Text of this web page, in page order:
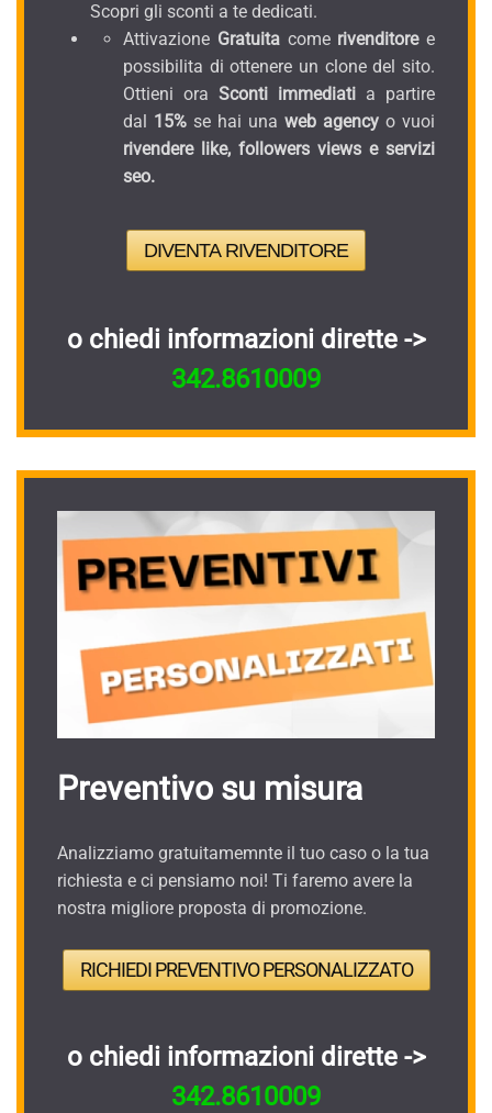
Scopri gli sconti a te dedicati.
Attivazione Gratuitacomerivenditoree
possibilita di ottenere un clone del sito.
Ottieni ora Sconti immediati a partire
dal 15% se hai una web agency o vuoi
rivendere like, followers views e servizi
seo.
DIVENTA RIVENDITORE
o chiedi informazioni dirette ->
342.8610009
Preventivo su misura
Analizziamo gratuitamemnte il tuo caso o la tua
richiesta e ci pensiamo noi! Ti faremo avere la
nostra migliore proposta di promozione.
RICHIEDI PREVENTIVO PERSONALIZZATO
o chiedi informazioni dirette ->
342.8610009